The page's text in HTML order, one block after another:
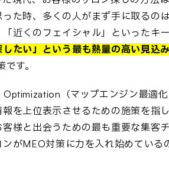
た時、多くの人がまず手に取るの
近くのフェイシャル」といったキ
たい」という最も熱量の高い見込
す。
（マップエンジン最適
を上位表示させるための施策を指
様と出会うための最も重要な集客
がMEO対策に力を入れ始めている